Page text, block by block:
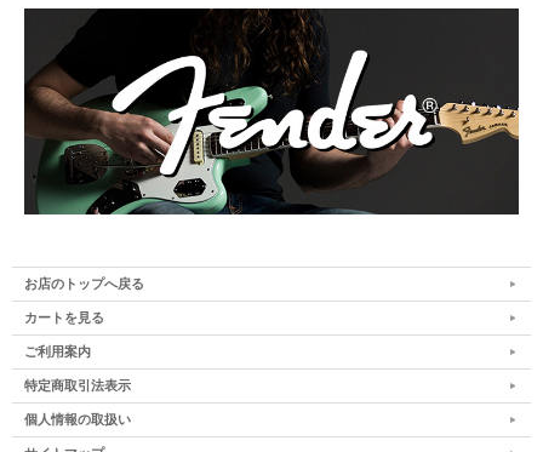
お店のトップへ戻る
カートを見る
ご利用案内
特定商取引法表示
個人情報の取扱い